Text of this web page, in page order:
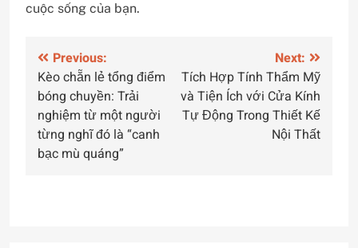
cuộc sống của bạn.
Điều
hướng
bài
viết
Previous:
Kèo chẵn lẻ tổng điểm
bóng chuyền: Trải
nghiệm từ một người
từng nghĩ đó là “canh
bạc mù quáng”
Next:
Tích Hợp Tính Thẩm Mỹ
và Tiện Ích với Cửa Kính
Tự Động Trong Thiết Kế
Nội Thất